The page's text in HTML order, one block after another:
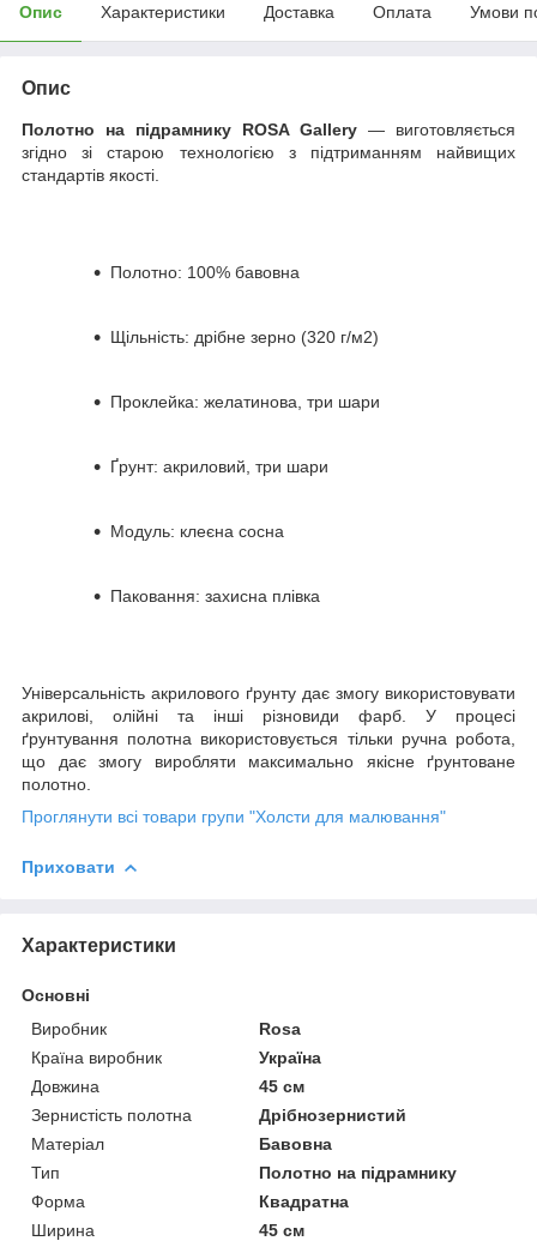
Опис Характеристики Доставка Оплата Умови
Опис
Полотно на підрамнику ROSA Gallery — виготовляється
згідно зі старою технологією з підтриманням найвищих
стандартів якості.
Полотно: 100% бавовна
Щільність: дрібне зерно (320 г/м2)
Проклейка: желатинова, три шари
Ґрунт: акриловий, три шари
Модуль: клеєна сосна
Паковання: захисна плівка
Універсальність акрилового ґрунту дає змогу використовувати
акрилові, олійні та інші різновиди фарб. У процесі
ґрунтування полотна використовується тільки ручна робота,
що дає змогу виробляти максимально якісне ґрунтоване
полотно.
Проглянути всі товари групи "Холсти для малювання"
Приховати
Характеристики
Основні
Виробник
Rosa
Країна виробник
Україна
Довжина
45 см
Зернистість полотна
Дрібнозернистий
Матеріал
Бавовна
Тип
Полотно на підрамнику
Форма
Квадратна
Ширина
45 см